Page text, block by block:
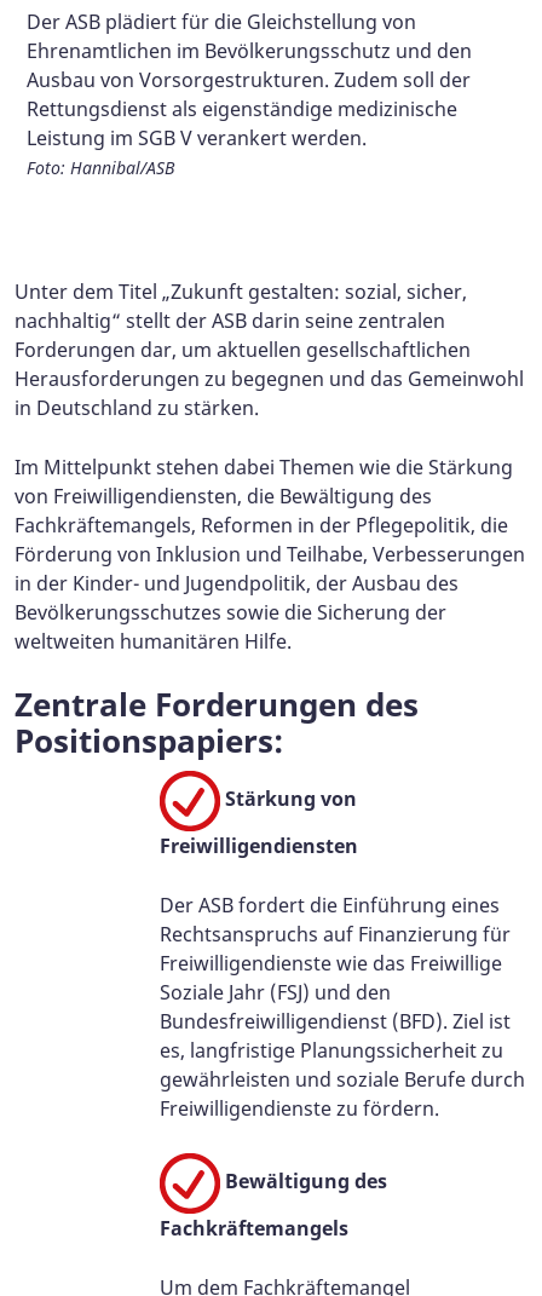
Der ASB plädiert für die Gleichstellung von
Ehrenamtlichen im Bevölkerungsschutz und den
Ausbau von Vorsorgestrukturen. Zudem soll der
Rettungsdienst als eigenständige medizinische
Leistung im SGB V verankert werden.
Foto: Hannibal/ASB
Gefordert wird die Einführung einer echten,
einkommensabhängigen Kindergrundsicherung sowie
die Aufnahme der Kinderrechte ins Grundgesetz.
Foto: Hannibal/ASB
Um dem Fachkräftemangel entgegenzuwirken,
plädiert der ASB für die Vereinfachung der Anwerbung
ausländischer Arbeitskräfte durch eine gelebte
Willkommenskultur und den Abbau bürokratischer
Hürden. Zudem sollen Tariflöhne gefördert und eine
Tariftreuepflicht bei öffentlichen Ausschreibungen
Unter dem Titel „Zukunft gestalten: sozial, sicher,
nachhaltig“ stellt der ASB darin seine zentralen
Forderungen dar, um aktuellen gesellschaftlichen
Herausforderungen zu begegnen und das Gemeinwohl
in Deutschland zu stärken.
Im Mittelpunkt stehen dabei Themen wie die Stärkung
von Freiwilligendiensten, die Bewältigung des
Fachkräftemangels, Reformen in der Pflegepolitik, die
Förderung von Inklusion und Teilhabe, Verbesserungen
in der Kinder- und Jugendpolitik, der Ausbau des
Bevölkerungsschutzes sowie die Sicherung der
weltweiten humanitären Hilfe.
Zentrale Forderungen des
Positionspapiers:
Stärkung von
Freiwilligendiensten
Der ASB fordert die Einführung eines
Rechtsanspruchs auf Finanzierung für
Freiwilligendienste wie das Freiwillige
Soziale Jahr (FSJ) und den
Bundesfreiwilligendienst (BFD). Ziel ist
es, langfristige Planungssicherheit zu
gewährleisten und soziale Berufe durch
Freiwilligendienste zu fördern.
Bewältigung des
Fachkräftemangels
Um dem Fachkräftemangel